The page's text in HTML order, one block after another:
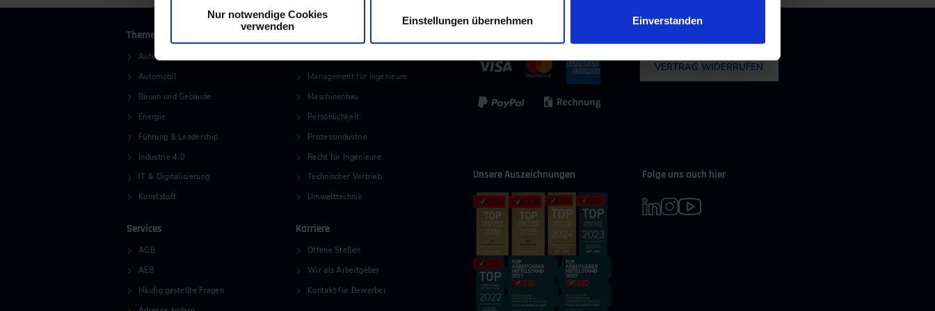
Nur notwendige Cookies
verwenden
Einstellungen übernehmen Einverstanden
Themen
Automation
Automobil
Bauen und Gebäude
Energie
Führung & Leadership
Industrie 4.0
IT & Digitalisierung
Kunststoff
Management für Ingenieure
Maschinenbau
Persönlichkeit
Prozessindustrie
Recht für Ingenieure
Technischer Vertrieb
Umwelttechnik
Services
AGB
AEB
Häufig gestellte Fragen
Karriere
Offene Stellen
Wir als Arbeitgeber
Kontakt für Bewerber
VERTRAG WIDERRUFEN
Unsere Auszeichnungen Folge uns auch hier